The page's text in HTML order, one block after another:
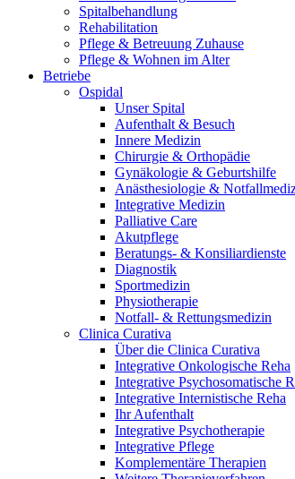
Spitalbehandlung
Rehabilitation
Pflege & Betreuung Zuhause
Pflege & Wohnen im Alter
Betriebe
Ospidal
Unser Spital
Aufenthalt & Besuch
Innere Medizin
Chirurgie & Orthopädie
Gynäkologie & Geburtshilfe
Anästhesiologie &
Integrative Medizin
Palliative Care
Akutpflege
Beratungs- & Konsiliardienste
Diagnostik
Sportmedizin
Physiotherapie
Notfall- & Rettungsmedizin
Clinica Curativa
Über die Clinica Curativa
Integrative Onkologische Reha
Integrative Psychosomatische
Integrative Internistische Reha
Ihr Aufenthalt
Integrative Psychotherapie
Integrative Pflege
Komplementäre Therapien